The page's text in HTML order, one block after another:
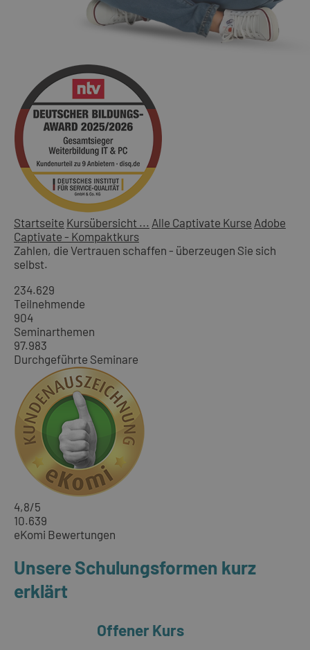
Startseite Kursübersicht ... Alle Captivate Kurse Adobe
Captivate - Kompaktkurs
Zahlen, die Vertrauen schaffen - überzeugen Sie sich
selbst.
234.629
Teilnehmende
904
Seminarthemen
97.983
Durchgeführte Seminare
4,8/5
10.639
eKomi Bewertungen
Unsere Schulungsformen kurz
erklärt
Offener Kurs